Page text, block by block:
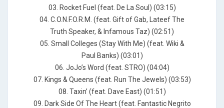
03. Rocket Fuel (feat. De La Soul) (03:15)
04. C.O.N.F.O.R.M. (feat. Gift of Gab, Lateef The
Truth Speaker, & Infamous Taz) (02:51)
05. Small Colleges (Stay With Me) (feat. Wiki &
Paul Banks) (03:01)
06. JoJo’s Word (feat. STRO) (04:04)
07. Kings & Queens (feat. Run The Jewels) (03:53)
08. Taxin’ (feat. Dave East) (01:51)
09. Dark Side Of The Heart (feat. Fantastic Negrito